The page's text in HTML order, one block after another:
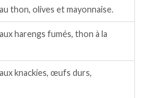
thon, olives et mayonnaise.
harengs fumés, thon à la
knackies, œufs durs,